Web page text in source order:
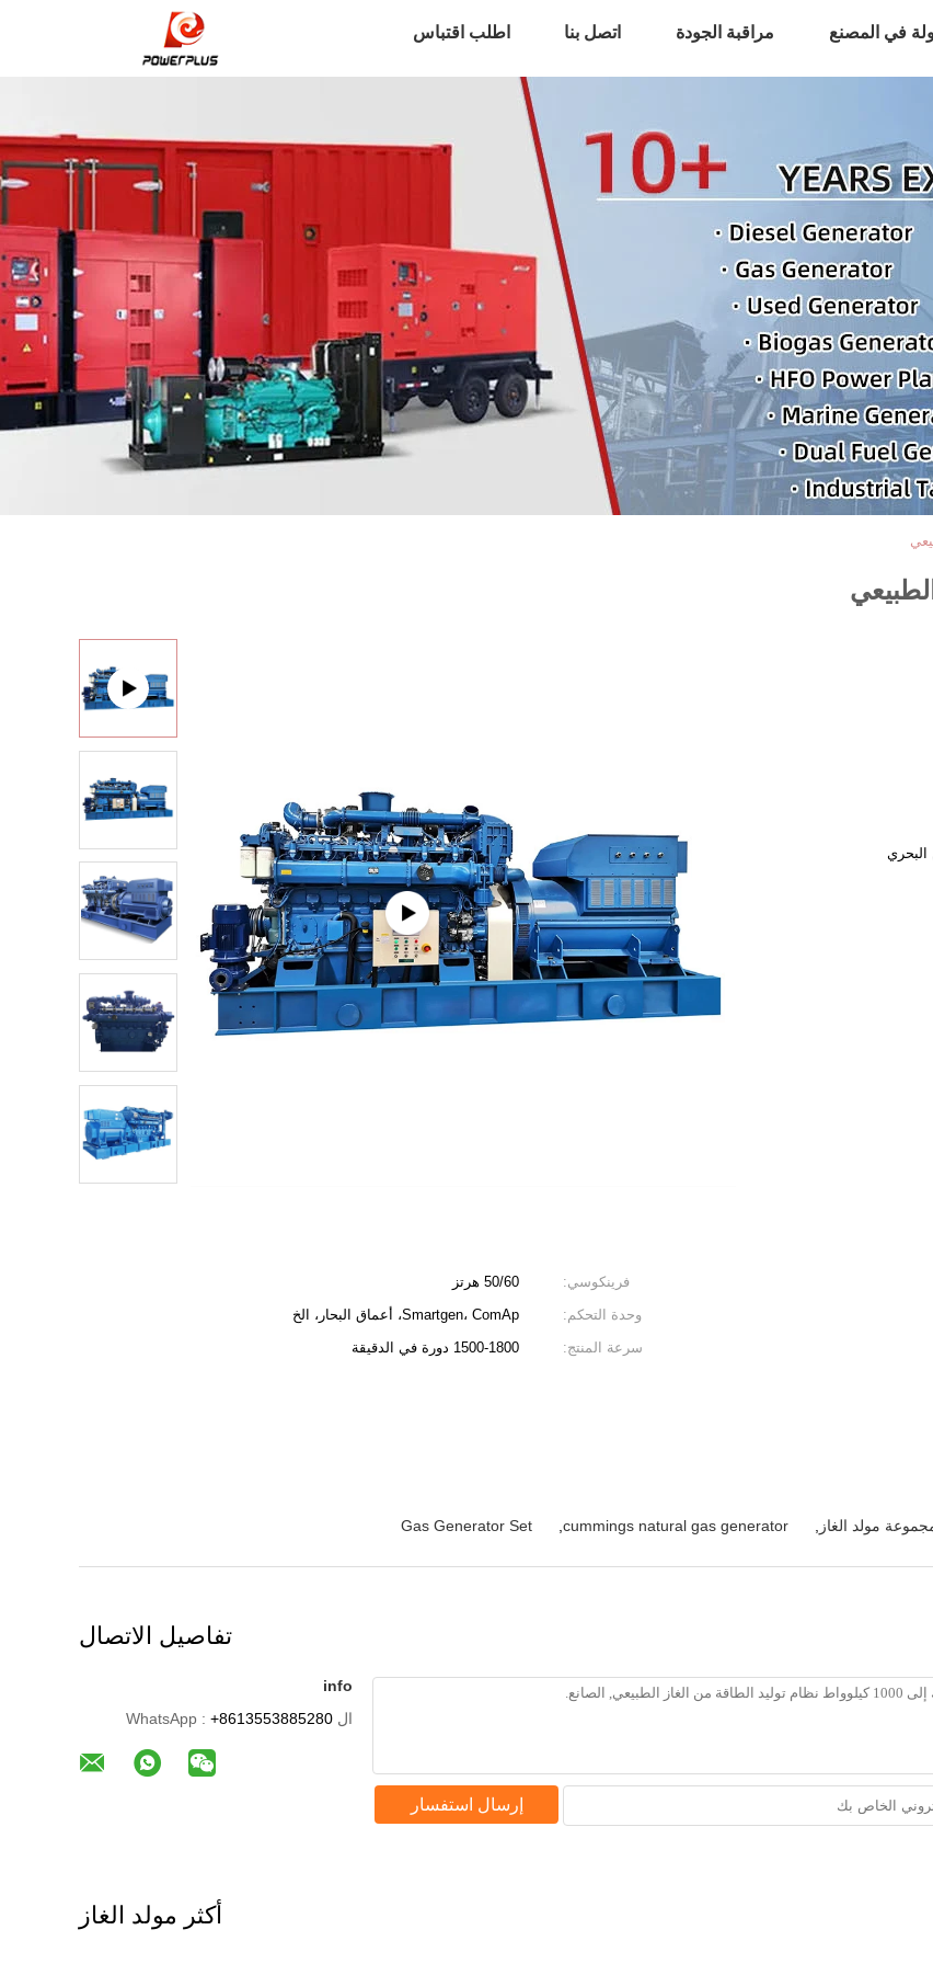
في المصنع مراقبة الجودة اتصل بنا اطلب اقتباس
فرينكوسي:
50/60 هرتز
وحدة التحكم:
Smartgen، ComAp، أعماق البحار، الخ
سرعة المنتج: 1500-1800 دورة في الدقيقة
cummings natural gas generator
Gas Generator Set
تفاصيل الاتصال
info
ال WhatsApp : +8613553885280
إرسال استفسار
أكثر مولد الغاز